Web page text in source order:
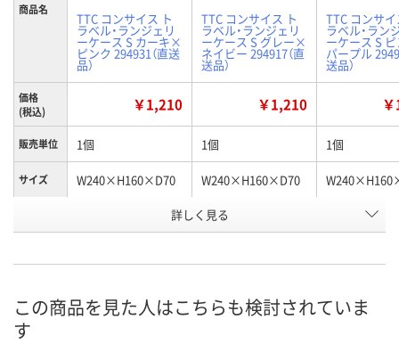
商品名
TTC コンサイス ト
ラベル・ランジェリ
ーケース S カーキ×
ピンク 294931（直送
品）
TTC コンサイス ト
ラベル・ランジェリ
ーケース S グレー×
ネイビー 294917（直
送品）
TTC コンサ
ラベル・ラン
ーケース S
パープル
送品）
価格
(税込)
￥1,210 ￥1,210
販売単位 1個 1個 1個
サイズ W240×H160×D70 W240×H160×D70
グレー×ネイビー ピンク×パ
号
お届け日
詳しく見る
この商品を見た人はこちらも検討されていま
す